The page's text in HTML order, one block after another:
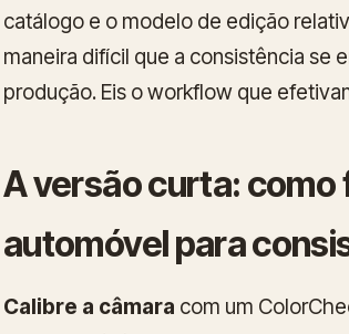
catálogo e o modelo de edição
maneira difícil que a consistência se
produção. Eis o workflow que
A versão curta: como
automóvel para
Calibre a câmara com um